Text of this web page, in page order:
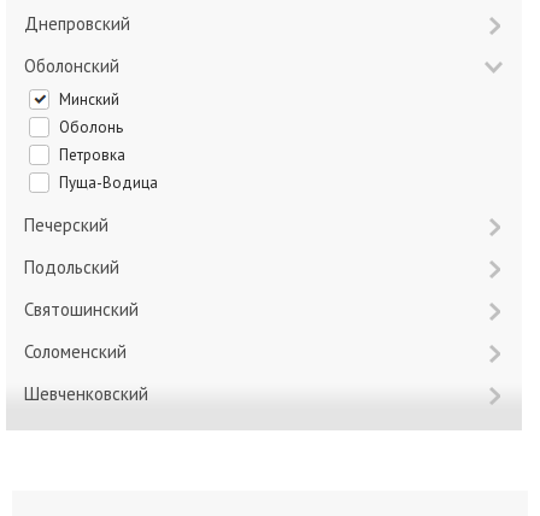
Днепровский
Оболонский
Минский
Оболонь
Петровка
Пуща-Водица
Печерский
Подольский
Святошинский
Соломенский
Шевченковский